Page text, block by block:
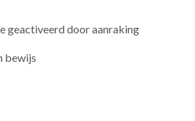
geactiveerd door aanraking
bewijs